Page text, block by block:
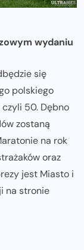
wydaniu
się
polskiego
50. Dębno
zostaną
na rok
oraz
jest Miasto i
na stronie